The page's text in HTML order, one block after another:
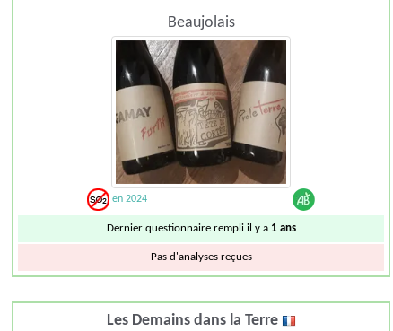
Beaujolais
en 2024
Dernier questionnaire rempli il y a 1 ans
Pas d'analyses reçues
Les Demains dans la Terre